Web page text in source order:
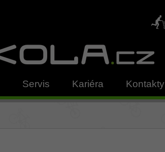
Servis Kariéra Kontakty